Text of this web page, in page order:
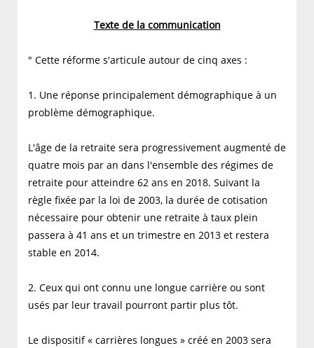
Texte de la communication
" Cette réforme s'articule autour de cinq axes :
1. Une réponse principalement démographique à un
problème démographique.
L'âge de la retraite sera progressivement augmenté de
quatre mois par an dans l'ensemble des régimes de
retraite pour atteindre 62 ans en 2018. Suivant la
règle fixée par la loi de 2003, la durée de cotisation
nécessaire pour obtenir une retraite à taux plein
passera à 41 ans et un trimestre en 2013 et restera
stable en 2014.
2. Ceux qui ont connu une longue carrière ou sont
usés par leur travail pourront partir plus tôt.
Le dispositif « carrières longues » créé en 2003 sera